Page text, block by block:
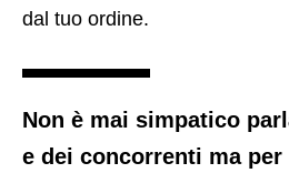
dal tuo ordine.
Non è mai simpatico
e dei concorrenti ma